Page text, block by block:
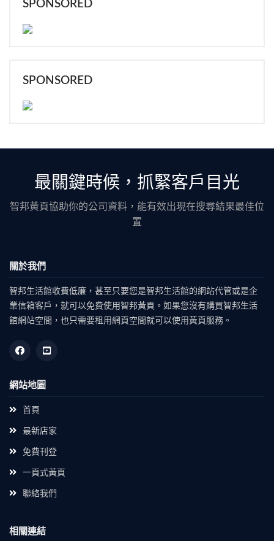
SPONSORED
SPONSORED
最關鍵時候，抓緊客戶目光
智邦黃頁協助你的公司資料，能有效出現在搜尋結果最佳位
置
關於我們
智邦生活館收費低廉，甚至只要您是智邦生活館的網站代管或是企
業信箱客戶，就可以免費使用智邦黃頁。如果您沒有購買智邦生活
館網站空間，也只需要租用網頁空間就可以使用黃頁服務。
網站地圖
首頁
最新店家
免費刊登
一頁式黃頁
聯絡我們
相關連結